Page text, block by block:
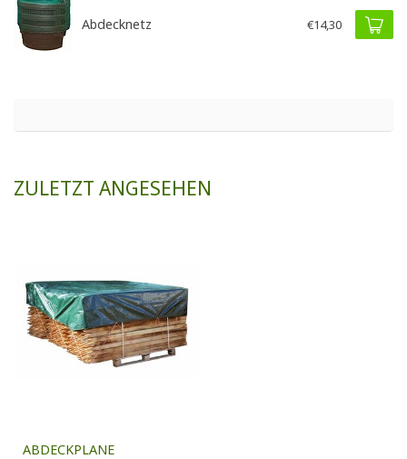
Abdecknetz €14,30
ZULETZT ANGESEHEN
ABDECKPLANE